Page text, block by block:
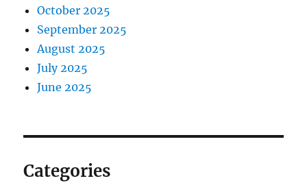
October 2025
September 2025
August 2025
July 2025
June 2025
Categories